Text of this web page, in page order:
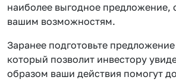
наиболее выгодное предложение,
вашим возможностям.
Заранее подготовьте
который позволит инвестору
образом ваши действия помогут